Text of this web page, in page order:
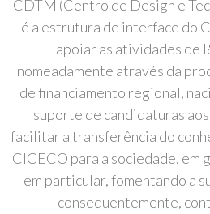
CDTM (Centro de Design e
é a estrutura de interface do
apoiar as atividades de
nomeadamente através da
de financiamento regional,
suporte de candidaturas aos
facilitar a transferência do
CICECO para a sociedade, em
em particular, fomentando a
consequentemente,